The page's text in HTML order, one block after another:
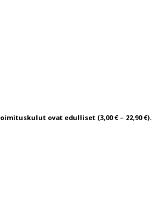
ovat edulliset (3,00 € – 22,90 €).